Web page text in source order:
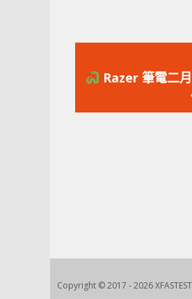
Razer 筆電二
Copyright © 2017 - 2026